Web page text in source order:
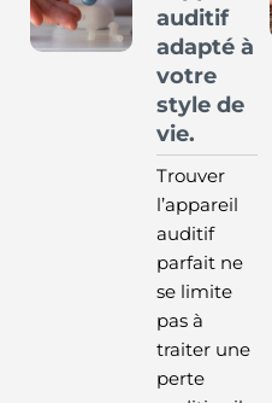
auditif
adapté à
votre
style de
vie.
Trouver
l’appareil
auditif
parfait ne
se limite
pas à
traiter une
perte